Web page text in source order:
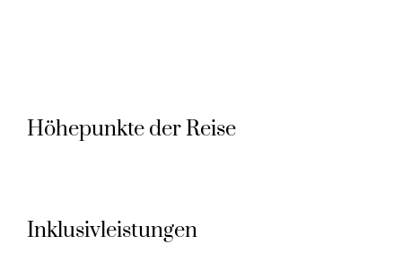
Höhepunkte der Reise
Inklusivleistungen